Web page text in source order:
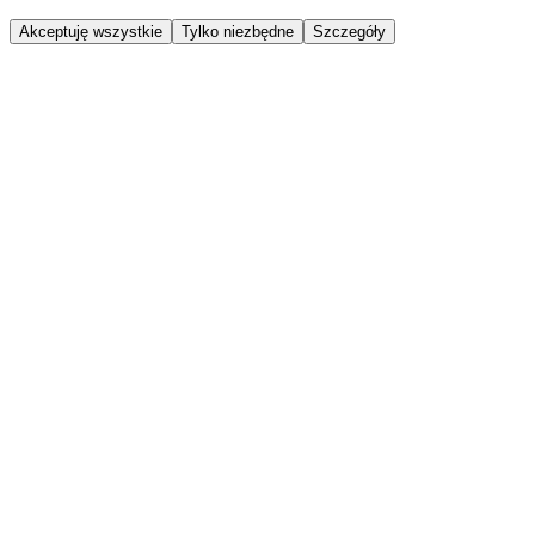
Akceptuję wszystkie Tylko niezbędne Szczegóły